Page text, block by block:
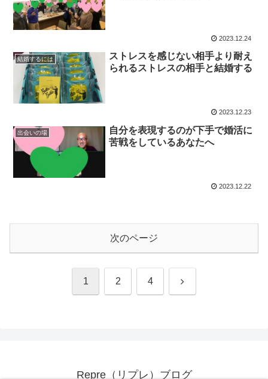
2023.12.24
結婚するには
ストレスを感じない相手より耐え
られるストレスの相手と結婚する
2023.12.23
出会いの場
自分を表現するのが下手で婚活に
苦戦をしているあなたへ
2023.12.22
次のページ
1 2 4 次
Repre（リプレ）ブログ